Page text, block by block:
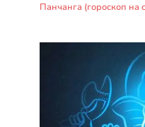
Панчанга (гороскоп на